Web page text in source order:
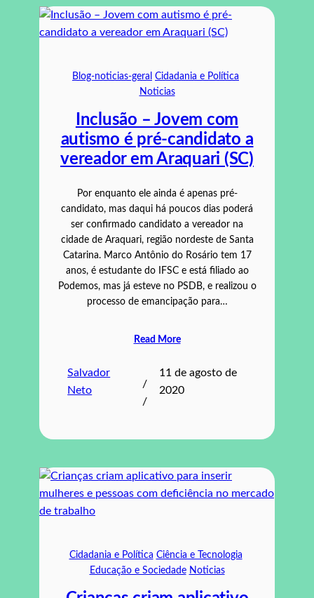
Blog-noticias-geral Cidadania e Política
Noticias
Inclusão – Jovem com
autismo é pré-candidato a
vereador em Araquari (SC)
Por enquanto ele ainda é apenas pré-
candidato, mas daqui há poucos dias poderá
ser confirmado candidato a vereador na
cidade de Araquari, região nordeste de Santa
Catarina. Marco Antônio do Rosário tem 17
anos, é estudante do IFSC e está filiado ao
Podemos, mas já esteve no PSDB, e realizou o
processo de emancipação para…
Read More
Salvador
Neto
/
/
11 de agosto de
2020
Cidadania e Política Ciência e Tecnologia
Educação e Sociedade Noticias